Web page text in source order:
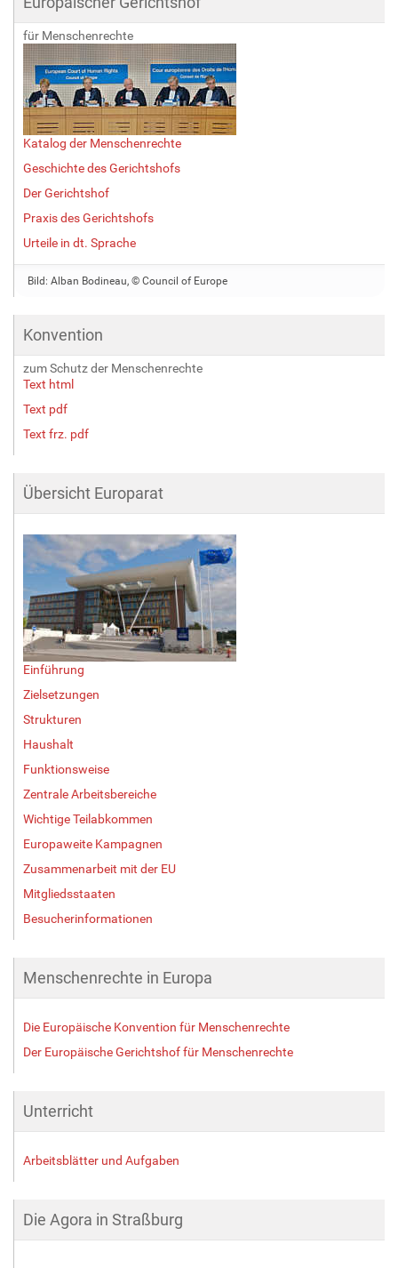
für Menschenrechte
Katalog der Menschenrechte
Geschichte des Gerichtshofs
Der Gerichtshof
Praxis des Gerichtshofs
Urteile in dt. Sprache
Bild: Alban Bodineau, © Council of Europe
Konvention
zum Schutz der Menschenrechte
Text html
Text pdf
Text frz. pdf
Übersicht Europarat
Einführung
Zielsetzungen
Strukturen
Haushalt
Funktionsweise
Zentrale Arbeitsbereiche
Wichtige Teilabkommen
Europaweite Kampagnen
Zusammenarbeit mit der EU
Mitgliedsstaaten
Besucherinformationen
Menschenrechte in Europa
Die Europäische Konvention für Menschenrechte
Der Europäische Gerichtshof für Menschenrechte
Unterricht
Arbeitsblätter und Aufgaben
Die Agora in Straßburg